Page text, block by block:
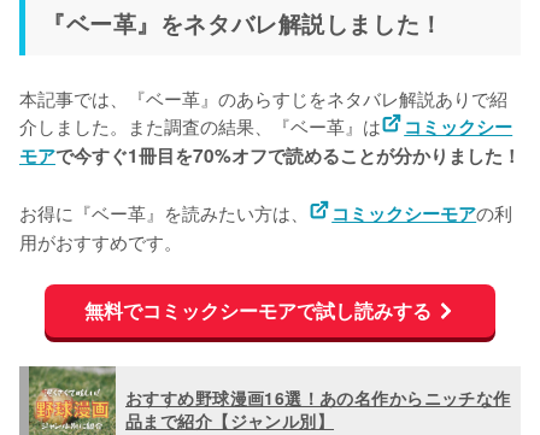
『ベー革』をネタバレ解説しました！
本記事では、『ベー革』のあらすじをネタバレ解説ありで紹
介しました。また調査の結果、『ベー革』は
コミックシー
モアで今すぐ1冊目を70%オフで読めることが分かりました！
お得に『ベー革』を読みたい方は、 コミックシーモアの利
用がおすすめです。
無料でコミックシーモアで試し読みする
おすすめ野球漫画16選！あの名作からニッチな作
品まで紹介【ジャンル別】